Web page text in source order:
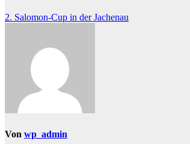
Beitragsnavigation
2. Salomon-Cup in der Jachenau
Von wp_admin